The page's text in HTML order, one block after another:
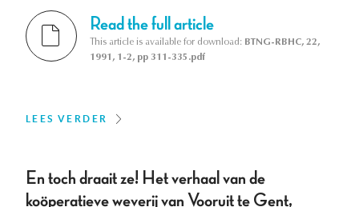
Read the full article
This article is available for download: BTNG-RBHC, 22,
1991, 1-2, pp 311-335.pdf
LEES VERDER
En toch draait ze! Het verhaal van de
koöperatieve weverij van Vooruit te Gent,